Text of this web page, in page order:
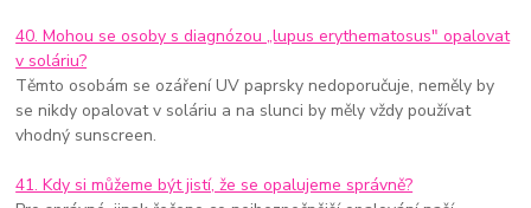
40. Mohou se osoby s diagnózou „lupus erythematosus" opalovat
v soláriu?
Těmto osobám se ozáření UV paprsky nedoporučuje, neměly by
se nikdy opalovat v soláriu a na slunci by měly vždy používat
vhodný sunscreen.
41. Kdy si můžeme být jistí, že se opalujeme správně?